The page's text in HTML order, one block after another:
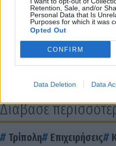
Retention, Sale, and/or
Personal Data that Is
Purposes for which it was
Opted Out
CONFIRM
Data Deletion Data
Τρίπολη: Σε ποιες
αύριο, Κυριακή
Που θα
ρεύματος στην
Που θα γίνει
Διάβασε
Τρίπολη Επιχειρήσεις